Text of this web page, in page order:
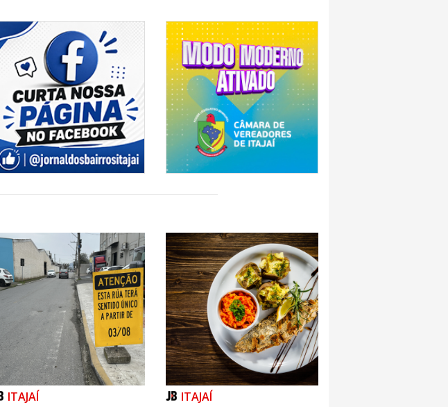
ITAPEMA
07/08/2026 | 07:00
Itapema se destaca no IDEB e conquista melhor resultado da
região
ITAJAÍ ITAJAÍ